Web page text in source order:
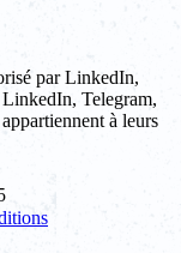
par LinkedIn,
Telegram,
à leurs